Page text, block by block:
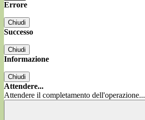
Errore
Chiudi
Successo
Chiudi
Informazione
Chiudi
Attendere...
Attendere il completamento dell'operazione...